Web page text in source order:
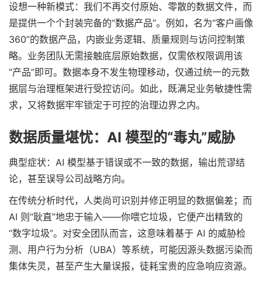
设想一种新模式：我们不再交付原始、零散的数据文件，而
是提供一个个封装完备的“数据产品”。例如，名为“客户画像
360”的数据产品，内嵌业务逻辑、质量规则与访问控制策
略。业务团队无需接触底层原始数据，仅需依权限调用该
“产品”即可。数据本身不发生物理移动，仅通过统一的元数
据层与治理框架进行受控访问。如此，既满足业务敏捷性需
求，又将数据牢牢锁定于可控的治理边界之内。
数据质量堪忧：AI 模型的“毒丸”威胁
典型症状：AI 模型基于错误或不一致的数据，输出荒谬结
论，甚至误导公司战略方向。
在传统分析时代，人类尚可识别并修正明显的数据偏差；而
AI 则“耿直”地忠于输入——你喂它垃圾，它便产出精致的
“数字垃圾”。对安全团队而言，这意味着基于 AI 的威胁检
测、用户行为分析（UBA）等系统，可能因源头数据污染而
集体失灵，甚至产生大量误报，徒耗宝贵的应急响应资源。